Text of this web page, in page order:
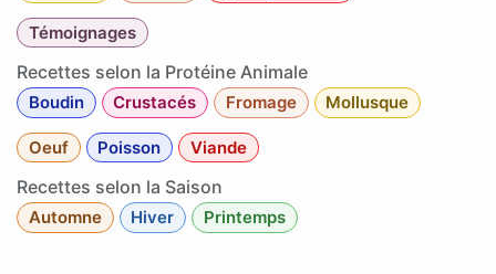
Témoignages
Recettes selon la Protéine Animale
Boudin Crustacés Fromage Mollusque
Oeuf Poisson Viande
Recettes selon la Saison
Automne Hiver Printemps